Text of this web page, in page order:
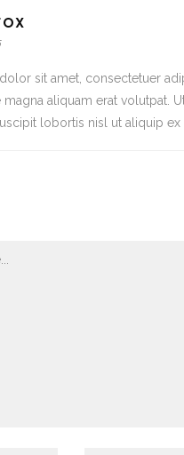
dolor sit amet, consectetuer
magna aliquam erat volutpat.
lobortis nisl ut aliquip